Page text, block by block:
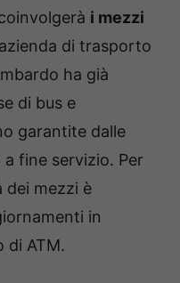
i mezzi
di trasporto
ha già
di bus e
garantite dalle
a fine servizio. Per
dei mezzi è
in
di ATM.